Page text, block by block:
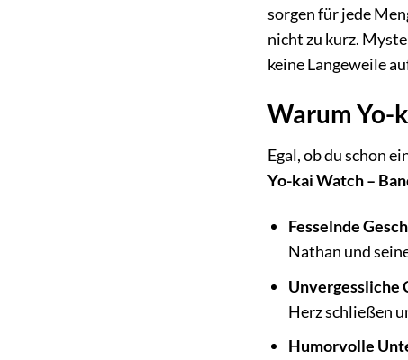
sorgen für jede
nicht zu kurz.
keine Langeweile
Warum Yo-
Egal, ob du schon
Yo-kai Watch –
Fesselnde
Nathan und
Unvergessliche
Herz schließen
Humorvolle